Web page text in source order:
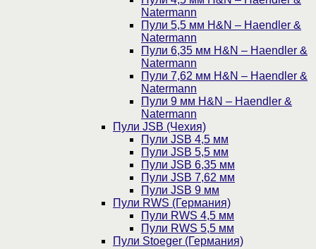
Natermann
Пули 5,5 мм H&N – Haendler &
Natermann
Пули 6,35 мм H&N – Haendler &
Natermann
Пули 7,62 мм H&N – Haendler &
Natermann
Пули 9 мм H&N – Haendler &
Natermann
Пули JSB (Чехия)
Пули JSB 4,5 мм
Пули JSB 5,5 мм
Пули JSB 6,35 мм
Пули JSB 7,62 мм
Пули JSB 9 мм
Пули RWS (Германия)
Пули RWS 4,5 мм
Пули RWS 5,5 мм
Пули Stoeger (Германия)